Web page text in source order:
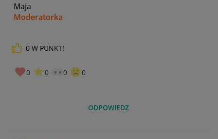
Maja
Moderatorka
_____________
0 W PUNKT!
0 0 0 0
ODPOWIEDZ